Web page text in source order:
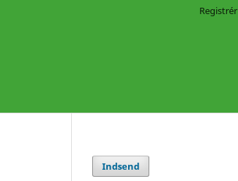
Registrér
Indsend